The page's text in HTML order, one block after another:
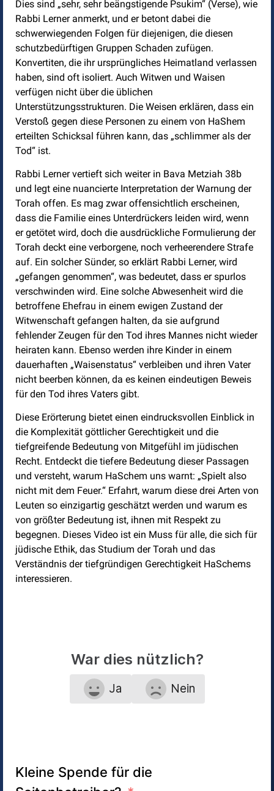
Dies sind „sehr, sehr beängstigende Psukim“ (Verse), wie
Rabbi Lerner anmerkt, und er betont dabei die
schwerwiegenden Folgen für diejenigen, die diesen
schutzbedürftigen Gruppen Schaden zufügen.
Konvertiten, die ihr ursprüngliches Heimatland verlassen
haben, sind oft isoliert. Auch Witwen und Waisen
verfügen nicht über die üblichen
Unterstützungsstrukturen. Die Weisen erklären, dass ein
Verstoß gegen diese Personen zu einem von HaShem
erteilten Schicksal führen kann, das „schlimmer als der
Tod“ ist.
Rabbi Lerner vertieft sich weiter in Bava Metziah 38b
und legt eine nuancierte Interpretation der Warnung der
Torah offen. Es mag zwar offensichtlich erscheinen,
dass die Familie eines Unterdrückers leiden wird, wenn
er getötet wird, doch die ausdrückliche Formulierung der
Torah deckt eine verborgene, noch verheerendere Strafe
auf. Ein solcher Sünder, so erklärt Rabbi Lerner, wird
„gefangen genommen“, was bedeutet, dass er spurlos
verschwinden wird. Eine solche Abwesenheit wird die
betroffene Ehefrau in einem ewigen Zustand der
Witwenschaft gefangen halten, da sie aufgrund
fehlender Zeugen für den Tod ihres Mannes nicht wieder
heiraten kann. Ebenso werden ihre Kinder in einem
dauerhaften „Waisenstatus“ verbleiben und ihren Vater
nicht beerben können, da es keinen eindeutigen Beweis
für den Tod ihres Vaters gibt.
Diese Erörterung bietet einen eindrucksvollen Einblick in
die Komplexität göttlicher Gerechtigkeit und die
tiefgreifende Bedeutung von Mitgefühl im jüdischen
Recht. Entdeckt die tiefere Bedeutung dieser Passagen
und versteht, warum HaSchem uns warnt: „Spielt also
nicht mit dem Feuer.“ Erfahrt, warum diese drei Arten von
Leuten so einzigartig geschätzt werden und warum es
von größter Bedeutung ist, ihnen mit Respekt zu
begegnen. Dieses Video ist ein Muss für alle, die sich für
jüdische Ethik, das Studium der Torah und das
Verständnis der tiefgründigen Gerechtigkeit HaSchems
interessieren.
War dies nützlich?
Ja Nein
Kleine Spende für die